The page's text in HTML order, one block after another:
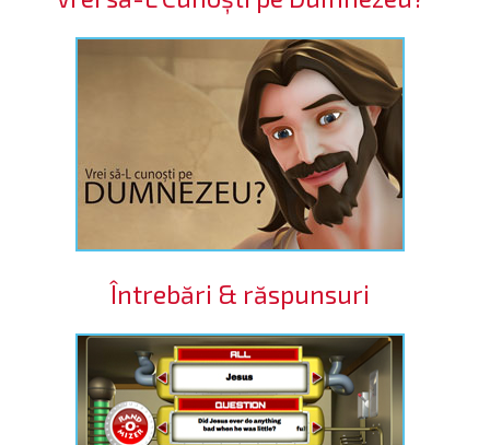
Întrebări & răspunsuri